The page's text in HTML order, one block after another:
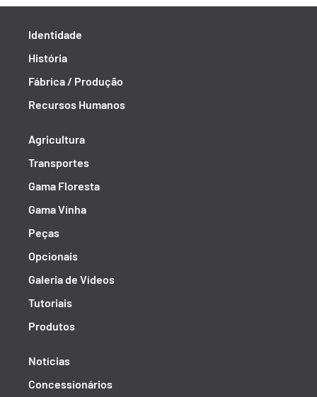
Identidade
História
Fábrica / Produção
Recursos Humanos
Agricultura
Transportes
Gama Floresta
Gama Vinha
Peças
Opcionais
Galeria de Vídeos
Tutoriais
Produtos
Notícias
Concessionários